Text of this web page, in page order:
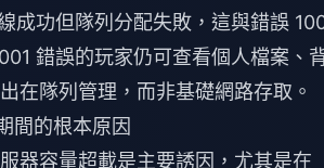
成功但隊列分配失敗，這與錯誤
錯誤的玩家仍可查看個人檔案
在隊列管理，而非基礎網路存取。
間的根本原因
服器容量超載是主要誘因，尤其是